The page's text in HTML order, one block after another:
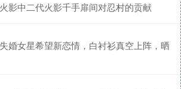
影中二代火影千手扉间对忍村的贡献
婚女星希望新恋情，白衬衫真空上阵，晒